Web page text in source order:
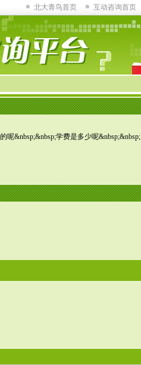
互动咨询首页
北大青鸟首页
呢&nbsp;&nbsp;学费是多少呢&nbsp;&nbsp;